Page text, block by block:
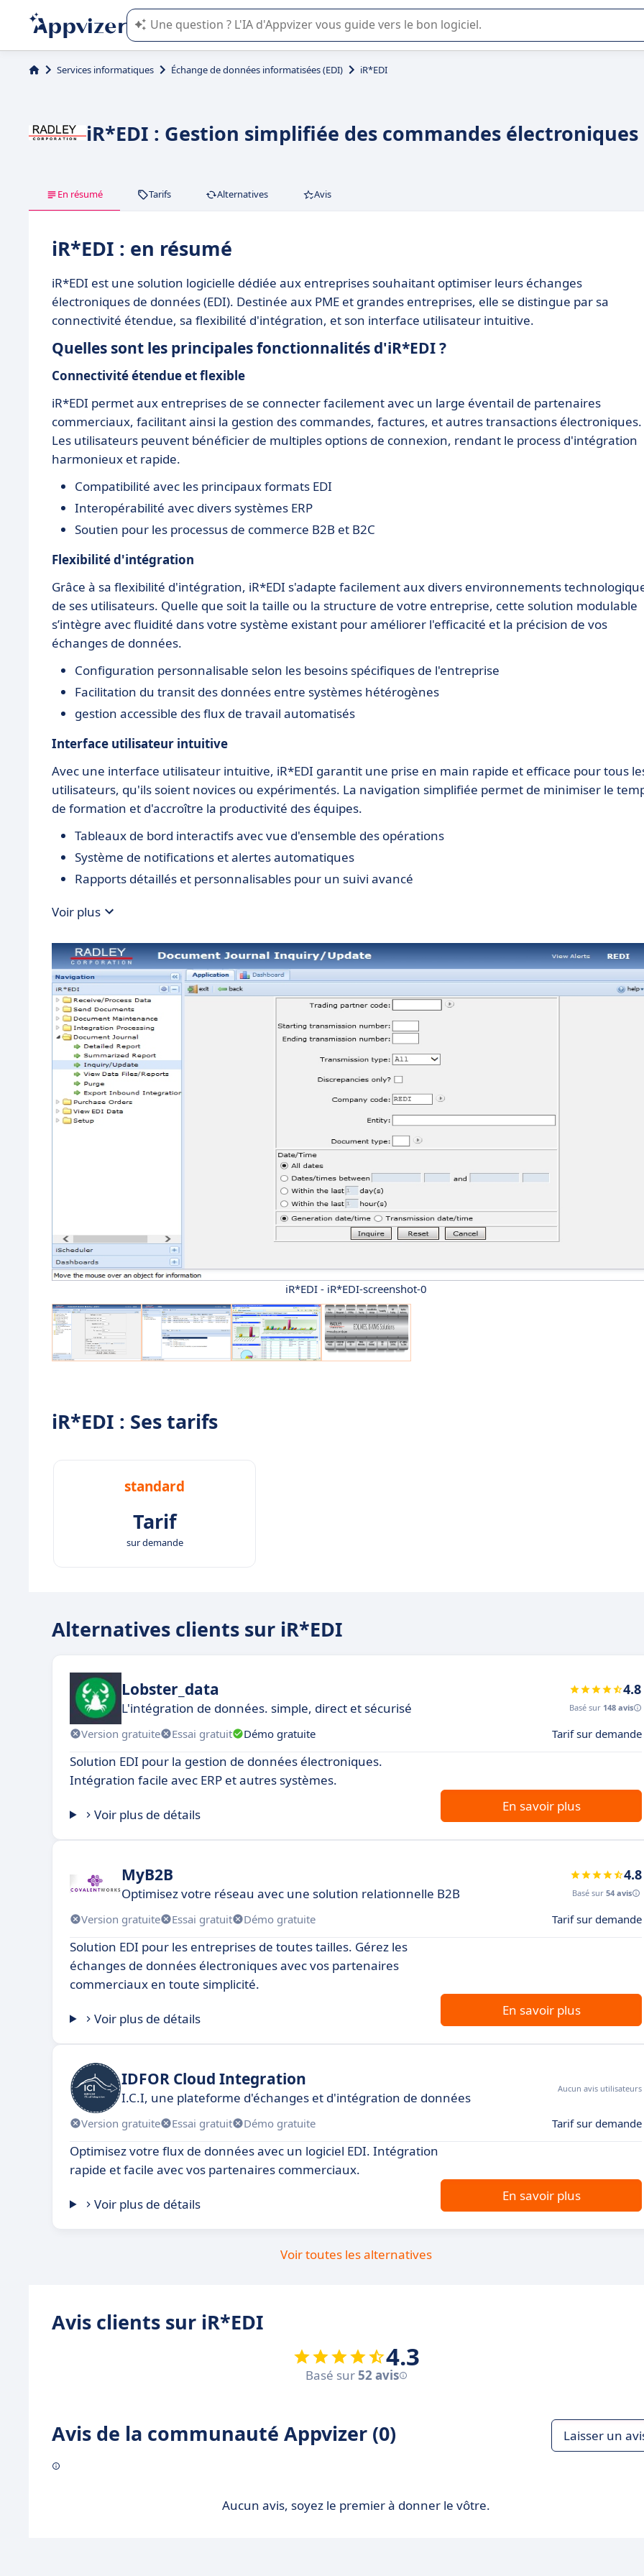
L'IA de Appvizer vous guide dans l'utilisation ou la sélection de logiciel SaaS en entreprise.
Services informatiques Échange de données informatisées (EDI) iR*EDI
iR*EDI : Gestion simplifiée des commandes électroniques
En résumé Tarifs Alternatives Avis
iR*EDI : en résumé
iR*EDI est une solution logicielle dédiée aux entreprises souhaitant optimiser leurs échanges
électroniques de données (EDI). Destinée aux PME et grandes entreprises, elle se distingue par sa
connectivité étendue, sa flexibilité d'intégration, et son interface utilisateur intuitive.
Quelles sont les principales fonctionnalités d'iR*EDI ?
Connectivité étendue et flexible
iR*EDI permet aux entreprises de se connecter facilement avec un large éventail de partenaires
commerciaux, facilitant ainsi la gestion des commandes, factures, et autres transactions électroniques.
Les utilisateurs peuvent bénéficier de multiples options de connexion, rendant le process d'intégration
harmonieux et rapide.
Compatibilité avec les principaux formats EDI
Interopérabilité avec divers systèmes ERP
Soutien pour les processus de commerce B2B et B2C
Flexibilité d'intégration
Grâce à sa flexibilité d'intégration, iR*EDI s'adapte facilement aux divers environnements
de ses utilisateurs. Quelle que soit la taille ou la structure de votre entreprise, cette solution modulable
s’intègre avec fluidité dans votre système existant pour améliorer l'efficacité et la précision de vos
échanges de données.
Configuration personnalisable selon les besoins spécifiques de l'entreprise
Facilitation du transit des données entre systèmes hétérogènes
gestion accessible des flux de travail automatisés
Interface utilisateur intuitive
Avec une interface utilisateur intuitive, iR*EDI garantit une prise en main rapide et efficace pour tous
utilisateurs, qu'ils soient novices ou expérimentés. La navigation simplifiée permet de minimiser le
de formation et d'accroître la productivité des équipes.
Tableaux de bord interactifs avec vue d'ensemble des opérations
Système de notifications et alertes automatiques
Rapports détaillés et personnalisables pour un suivi avancé
Voir plus
iR*EDI - iR*EDI-screenshot-0
iR*EDI : Ses tarifs
standard
Tarif
sur demande
Alternatives clients sur iR*EDI
Lobster_data
L'intégration de données. simple, direct et sécurisé
4.8
Basé sur 148 avis
Version gratuite Essai gratuit Démo gratuite Tarif sur demande
Solution EDI pour la gestion de données électroniques.
Intégration facile avec ERP et autres systèmes.
Voir plus de détails
En savoir plus
MyB2B
Optimisez votre réseau avec une solution relationnelle B2B
4.8
Basé sur 54 avis
Version gratuite Essai gratuit Démo gratuite Tarif sur demande
Solution EDI pour les entreprises de toutes tailles. Gérez les
échanges de données électroniques avec vos partenaires
commerciaux en toute simplicité.
Voir plus de détails
En savoir plus
IDFOR Cloud Integration
I.C.I, une plateforme d'échanges et d'intégration de données
Aucun avis utilisateurs
Version gratuite Essai gratuit Démo gratuite Tarif sur demande
Optimisez votre flux de données avec un logiciel EDI. Intégration
rapide et facile avec vos partenaires commerciaux.
Voir plus de détails
En savoir plus
Voir toutes les alternatives
Avis clients sur iR*EDI
4.3
Basé sur52 avis
Avis de la communauté Appvizer (0) Laisser un
Aucun avis, soyez le premier à donner le vôtre.